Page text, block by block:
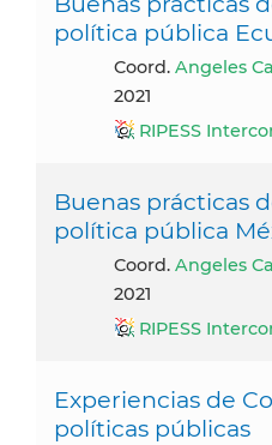
política pública
Coord. Angeles
2021
RIPESS
Buenas prácticas
política pública
Coord. Angeles
2021
RIPESS
Experiencias de
políticas públicas